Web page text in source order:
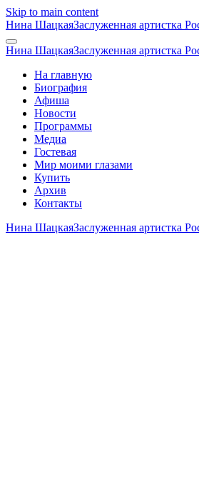
Skip to main content
Нина ШацкаяЗаслуженная артистка
Нина ШацкаяЗаслуженная артистка
На главную
Биография
Афиша
Новости
Программы
Медиа
Гостевая
Мир моими глазами
Купить
Архив
Контакты
Нина ШацкаяЗаслуженная артистка